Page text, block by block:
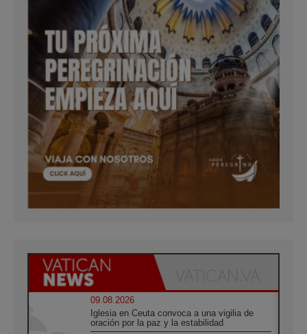
09.08.2026
Iglesia en Ceuta convoca a una vigilia de
oración por la paz y la estabilidad